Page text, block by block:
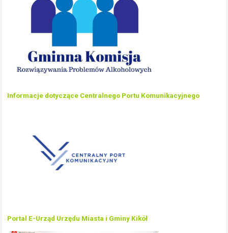
Informacje dotyczące Centralnego Portu Komunikacyjnego
Portal E-Urząd Urzędu Miasta i Gminy Kikół